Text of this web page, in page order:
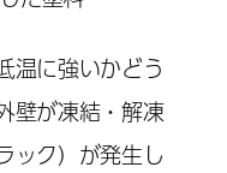
温に強いかどう
壁が凍結・解凍
ック）が発生し